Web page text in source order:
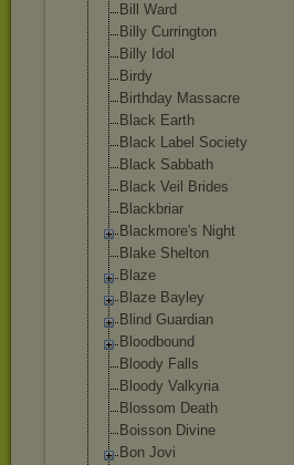
Bill Ward
Billy Currington
Billy Idol
Birdy
Birthday Massacre
Black Earth
Black Label Society
Black Sabbath
Black Veil Brides
Blackbriar
Blackmore's Night
Blake Shelton
Blaze
Blaze Bayley
Blind Guardian
Bloodbound
Bloody Falls
Bloody Valkyria
Blossom Death
Boisson Divine
Bon Jovi